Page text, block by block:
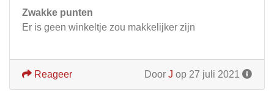
Zwakke punten
Er is geen winkeltje zou makkelijker zijn
Door J op 27 juli 2021
Reageer